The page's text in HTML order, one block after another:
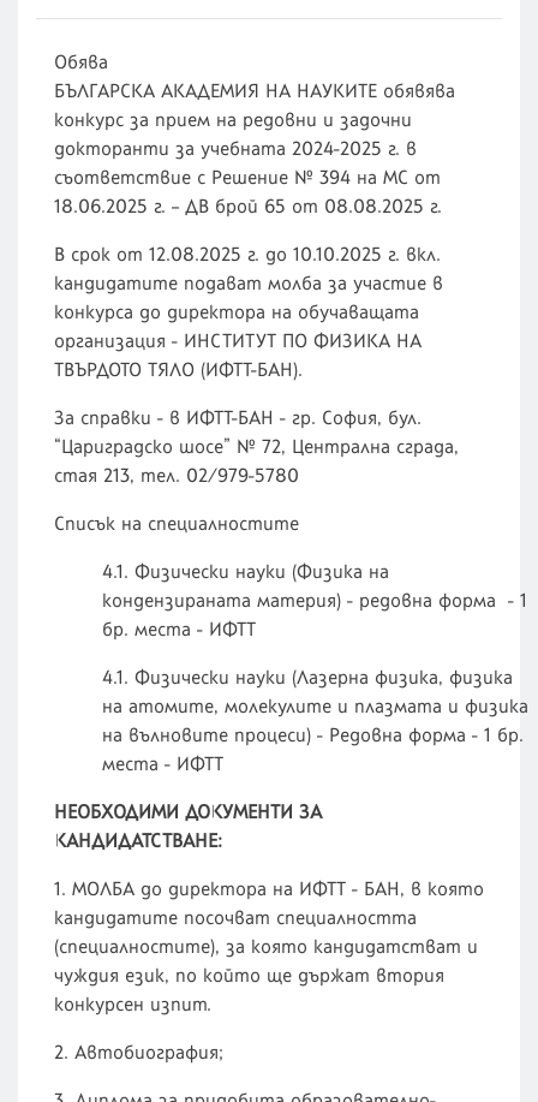
Обява
БЪЛГАРСКА АКАДЕМИЯ НА НАУКИТЕ обявява
конкурс за прием на редовни и задочни
докторанти за учебната 2024-2025 г. в
съответствие с Решение № 394 на МС от
18.06.2025 г. – ДВ брой 65 от 08.08.2025 г.
В срок от 12.08.2025 г. до 10.10.2025 г. вкл.
кандидатите подават молба за участие в
конкурса до директора на обучаващата
организация - ИНСТИТУТ ПО ФИЗИКА НА
ТВЪРДОТО ТЯЛО (ИФТТ-БАН).
За справки - в ИФТТ-БАН - гр. София, бул.
“Цариградско шосе” № 72, Централна сграда,
стая 213, тел. 02/979-5780
Списък на специалностите
4.1. Физически науки (Физика на
кондензираната материя) - редовна форма - 1
бр. места - ИФТТ
4.1. Физически науки (Лазерна физика, физика
на атомите, молекулите и плазмата и физика
на вълновите процеси) - Редовна форма - 1 бр.
места - ИФТТ
НЕОБХОДИМИ ДОКУМЕНТИ ЗА
КАНДИДАТСТВАНЕ:
1. МОЛБА до директора на ИФТТ - БАН, в която
кандидатите посочват специалността
(специалностите), за която кандидатстват и
чуждия език, по който ще държат втория
конкурсен изпит.
2. Автобиография;